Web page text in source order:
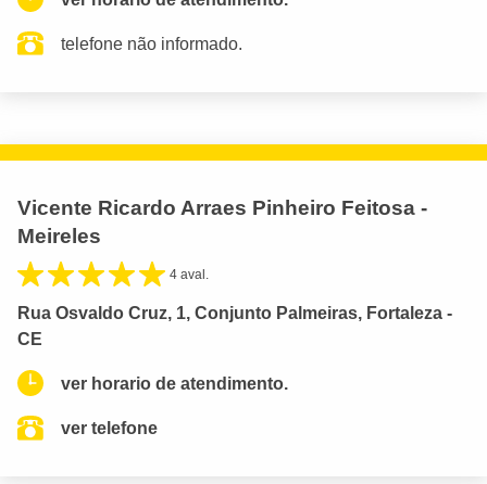
telefone não informado.
Vicente Ricardo Arraes Pinheiro Feitosa -
Meireles
4 aval.
Rua Osvaldo Cruz, 1, Conjunto Palmeiras, Fortaleza -
CE
ver horario de atendimento.
ver telefone